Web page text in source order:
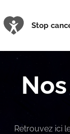
Stop
Retrouvez ici